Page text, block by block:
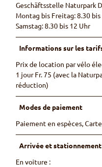
Geschäftsstelle Naturpark
Montag bis Freitag: 8.30
Samstag: 8.30 bis 12 Uhr
Informations sur les
Prix de location par vélo
1 jour Fr. 75 (avec la
réduction)
Modes de paiement
Paiement en espèces,
Arrivée et stationnement
En voiture :